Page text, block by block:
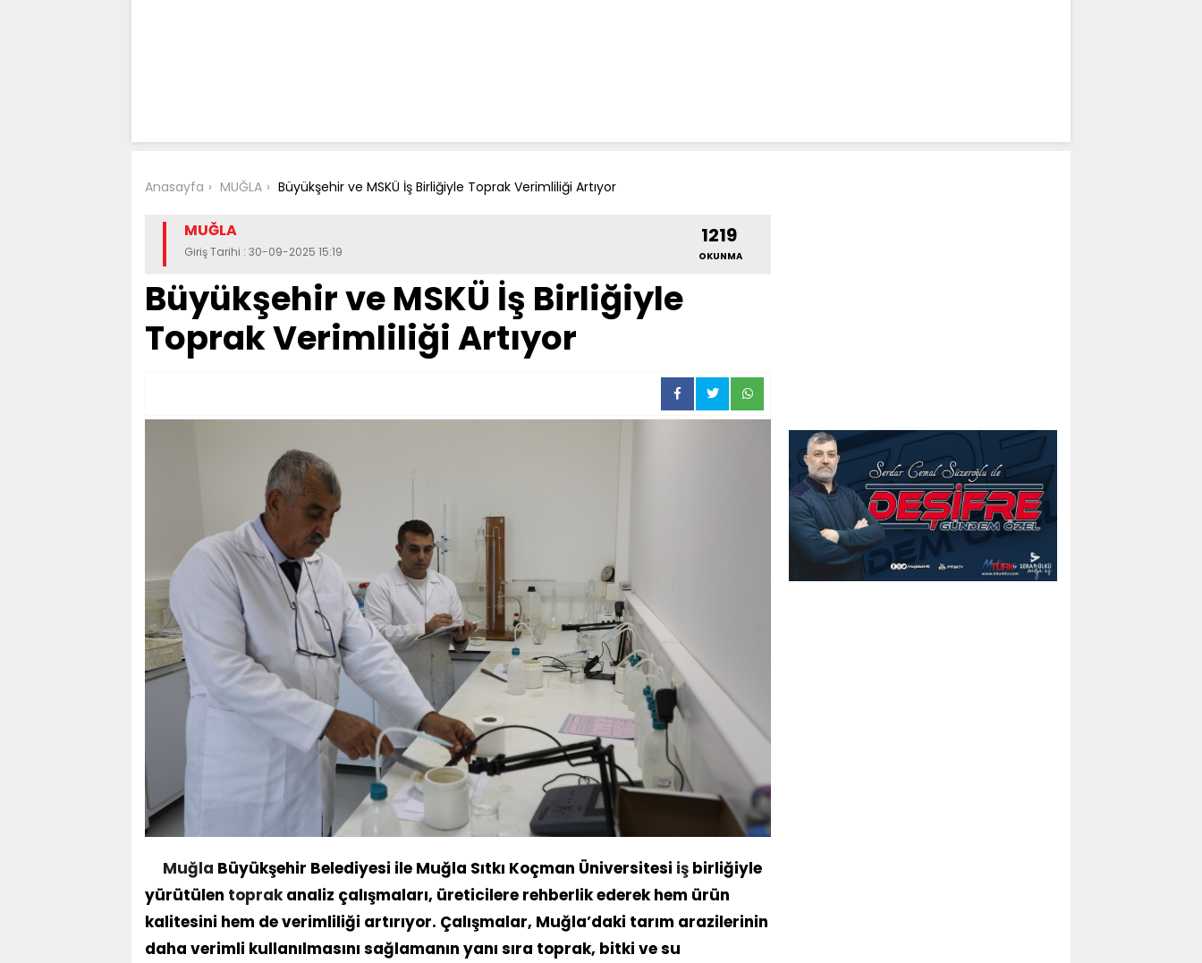
Anasayfa MUĞLA Büyükşehir ve MSKÜ İş Birliğiyle Toprak Verimliliği Artıyor
MUĞLA
Giriş Tarihi : 30-09-2025 15:19
1219
OKUNMA
Büyükşehir ve MSKÜ İş Birliğiyle
Toprak Verimliliği Artıyor
Muğla Büyükşehir Belediyesi ile Muğla Sıtkı Koçman Üniversitesi iş birliğiyle
yürütülen toprakanaliz çalışmaları, üreticilere rehberlik ederek hem ürün
kalitesini hem de verimliliği artırıyor. Çalışmalar, Muğla’daki tarım arazilerinin
daha verimli kullanılmasını sağlamanın yanı sıra toprak, bitki ve su